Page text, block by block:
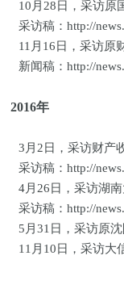
10月28日，采访原国
采访稿：http://
11月16日，采访原财
新闻稿：http://
2016年
3月2日，采访财产收
采访稿：http://
4月26日，采访湖南
采访稿：http://
5月31日，采访原沈
11月10日，采访大信